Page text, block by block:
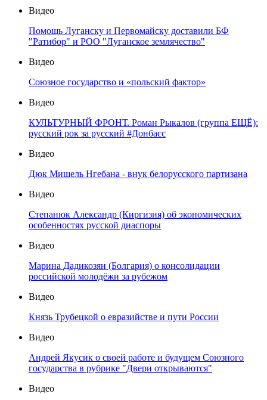
Видео
Помощь Луганску и Первомайску доставили БФ
"Ратибор" и РОО "Луганское землячество"
Видео
Союзное государство и «польский фактор»
Видео
КУЛЬТУРНЫЙ ФРОНТ. Роман Рыкалов (группа ЕЩЁ):
русский рок за русский #Донбасс
Видео
Дюк Мишель Нгебана - внук белорусского партизана
Видео
Степанюк Александр (Киргизия) об экономических
особенностях русской диаспоры
Видео
Марина Дадикозян (Болгария) о консолидации
российской молодёжи за рубежом
Видео
Князь Трубецкой о евразийстве и пути России
Видео
Андрей Якусик о своей работе и будущем Союзного
государства в рубрике "Двери открываются"
Видео